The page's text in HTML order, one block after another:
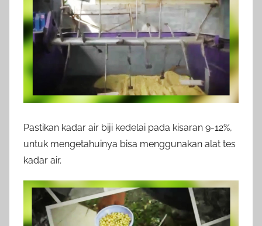
Pastikan kadar air biji kedelai pada kisaran 9-12%,
untuk mengetahuinya bisa menggunakan alat tes
kadar air.